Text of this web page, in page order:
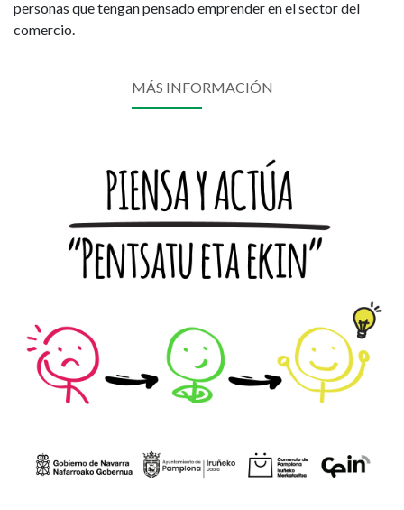
personas que tengan pensado emprender en el sector del
comercio.
MÁS INFORMACIÓN